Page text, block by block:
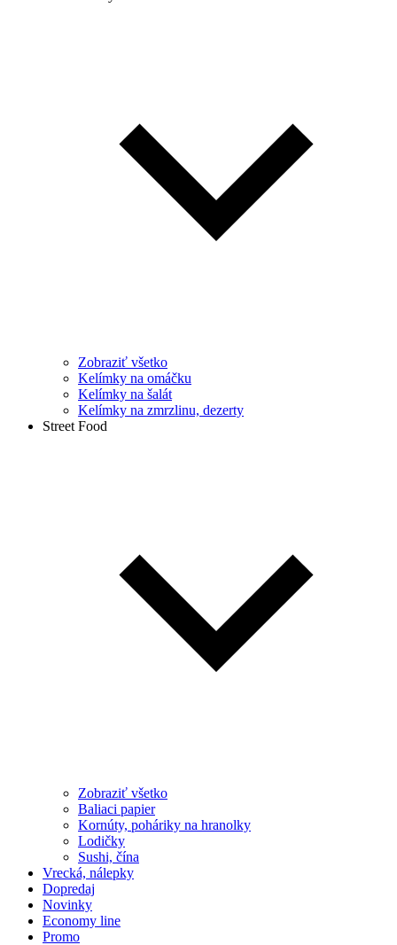
Zobraziť všetko
Kelímky na omáčku
Kelímky na šalát
Kelímky na zmrzlinu, dezerty
Street Food
Zobraziť všetko
Baliaci papier
Kornúty, poháriky na hranolky
Lodičky
Sushi, čína
Vrecká, nálepky
Dopredaj
Novinky
Economy line
Promo